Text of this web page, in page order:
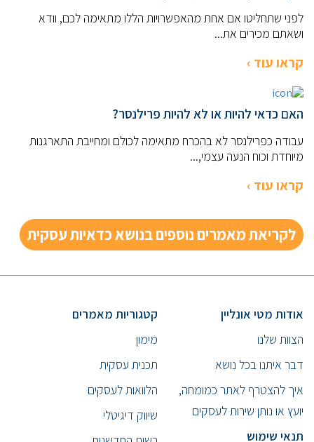
לפני שתחליטו אם אחת מהאפשרויות הללו מתאימה לכם, וודא
ושאתם מכירים את...
קראו עוד ›
האם כדאי להיות או לא להיות פרילנסר?
עבודה כפרילנסר לא בהכרח מתאימה לכולם ומחייבת התארגנות
מיוחדת וכוח הנעה עצמי,...
קראו עוד ›
לקריאת מאמרים נוספים בנושא כדאיות עסקית
אודות מטי אונליין
הצוות שלנו
דבר איתנו בכל נושא
איך להצטרף לאתר כמומחה,
יועץ או נותן שירות לעסקים
תנאי שימוש
קטגוריות מאמרים
מימון
תכנית עסקית
הלוואות לעסקים
שיווק דיגיטלי